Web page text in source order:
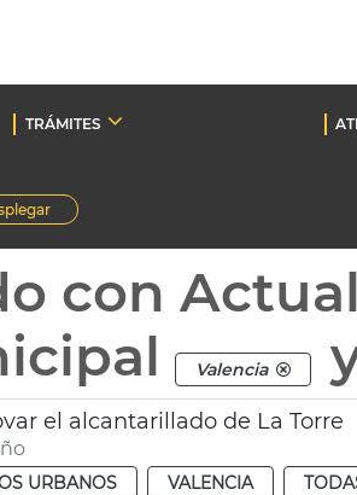
TRÁMITES
con
Valencia
el alcantarillado de La Torre
URBANOS VALENCIA